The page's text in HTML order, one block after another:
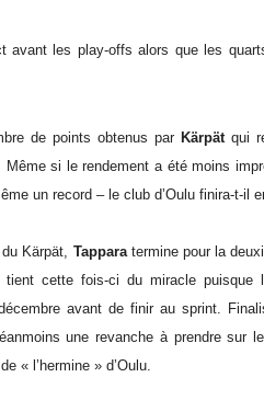
les play-offs alors que les
de points obtenus par Kärpätqui
Même si le rendement a été moins
un record – le club d’Oulu finira-t-il
du Kärpät, Tapparatermine pour la
tient cette fois-ci du miracle puisque
avant de finir au sprint.
une revanche à prendre sur
« l’hermine » d’Oulu.